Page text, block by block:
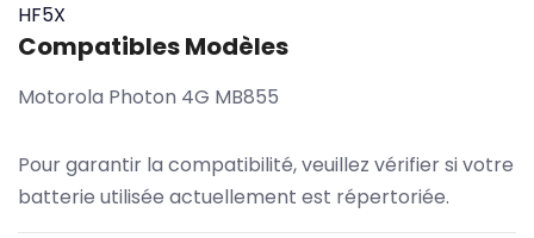
HF5X
Compatibles Modèles
Motorola Photon 4G MB855
Pour garantir la compatibilité, veuillez vérifier si votre
batterie utilisée actuellement est répertoriée.